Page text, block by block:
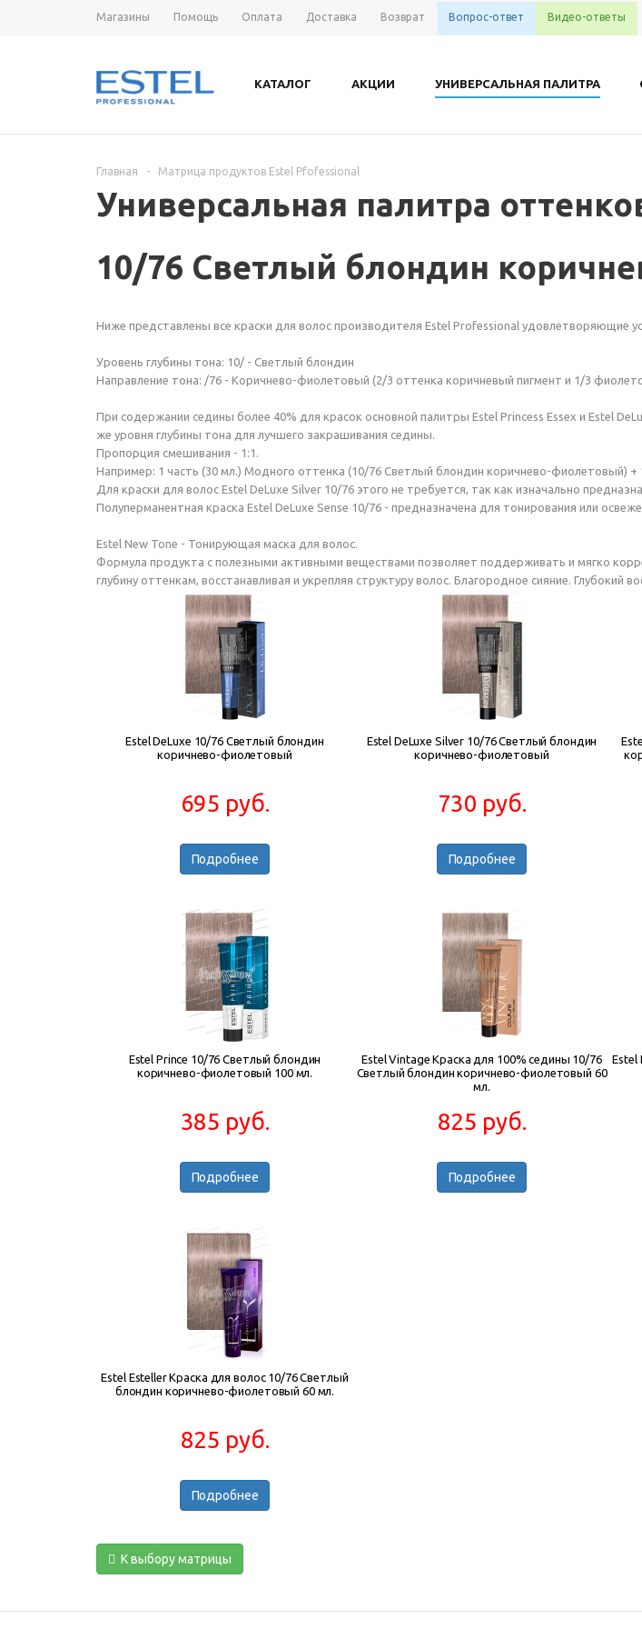
Магазины Помощь Оплата Доставка Возврат Вопрос-ответ Видео-ответы
КАТАЛОГ АКЦИИ УНИВЕРСАЛЬНАЯ ПАЛИТРА
Главная - Матрица продуктов Estel Pfofessional
Универсальная палитра
10/76 Светлый блондин
Ниже представлены все краски для волос производителя Estel Professional удовлетворяющие
Уровень глубины тона: 10/ - Светлый блондин
Направление тона: /76 - Коричнево-фиолетовый (2/3 оттенка коричневый пигмент и 1/3
При содержании седины более 40% для красок основной палитры Estel Princess Essex и Estel
же уровня глубины тона для лучшего закрашивания седины.
Пропорция смешивания - 1:1.
Например: 1 часть (30 мл.) Модного оттенка (10/76 Светлый блондин коричнево-фиолетовый) +
Для краски для волос Estel DeLuxe Silver 10/76 этого не требуется, так как изначально
Полуперманентная краска Estel DeLuxe Sense 10/76 - предназначена для тонирования или
Estel New Tone - Тонирующая маска для волос.
Формула продукта с полезными активными веществами позволяет поддерживать и мягко
глубину оттенкам, восстанавливая и укрепляя структуру волос. Благородное сияние. Глубокий
Estel DeLuxe 10/76 Светлый блондин
коричнево-фиолетовый
695 руб.
Подробнее
Estel DeLuxe Silver 10/76 Светлый блондин
коричнево-фиолетовый
730 руб.
Подробнее
Estel Prince 10/76 Светлый блондин
коричнево-фиолетовый 100 мл.
385 руб.
Подробнее
Estel Vintage Краска для 100% седины 10/76
Светлый блондин коричнево-фиолетовый 60
мл.
825 руб.
Подробнее
Estel
Estel Esteller Краска для волос 10/76 Светлый
блондин коричнево-фиолетовый 60 мл.
825 руб.
Подробнее
К выбору матрицы